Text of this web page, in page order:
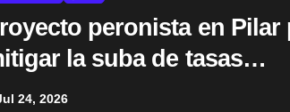
peronista en Pilar
la suba de tasas
24, 2026